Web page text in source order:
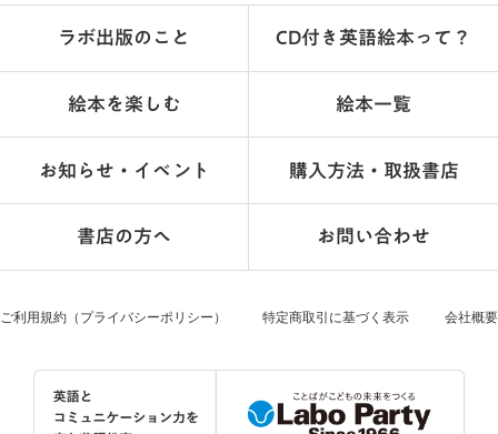
ラボ出版のこと CD付き英語絵本って？
絵本を楽しむ 絵本一覧
お知らせ・イベント 購入方法・取扱書店
書店の方へ お問い合わせ
ご利用規約（プライバシーポリシー） 特定商取引に基づく表示 会社概要